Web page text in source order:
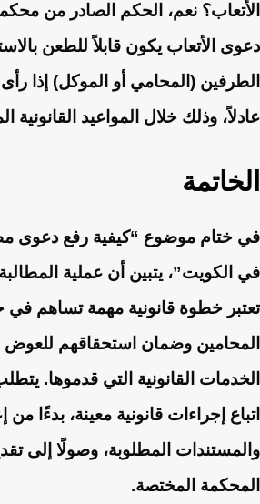
الأتعاب؟ نعم، الحكم الصادر من
دعوى الأتعاب يكون قابلاً للطعن
الطرفين (المحامي أو الموكل) إذا
عادلاً، وذلك خلال المواعيد القانونية
الخاتمة
في ختام موضوع “كيفية رفع دعوى
في الكويت”، يتبين أن عملية
تعتبر خطوة قانونية مهمة تساهم
المحامين وضمان استحقاقهم للعوض
الخدمات القانونية التي قدموها.
اتباع إجراءات قانونية معينة، بدءًا من
والمستندات المطلوبة، وصولًا إلى
المحكمة المختصة.